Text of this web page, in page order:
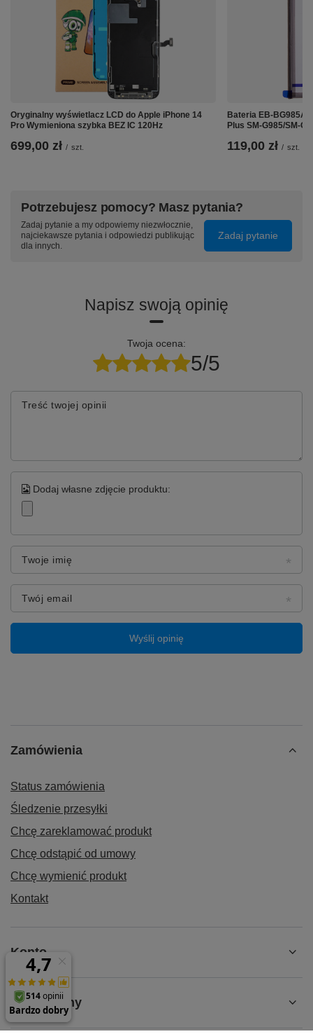
Oryginalny wyświetlacz LCD do Apple iPhone 14
Pro Wymieniona szybka BEZ IC 120Hz
699,00 zł / szt.
Bateria EB-
Plus SM-G985/SM-
119,00 zł / szt.
Potrzebujesz pomocy? Masz pytania?
Zadaj pytanie a my odpowiemy niezwłocznie,
najciekawsze pytania i odpowiedzi publikując
dla innych.
Zadaj pytanie
Napisz swoją opinię
Twoja ocena:
5/5
Treść twojej opinii
Dodaj własne zdjęcie produktu:
Twoje imię
Twój email
Wyślij opinię
Zamówienia
Status zamówienia
Śledzenie przesyłki
Chcę zareklamować produkt
Chcę odstąpić od umowy
Chcę wymienić produkt
Kontakt
Konto
Regulaminy